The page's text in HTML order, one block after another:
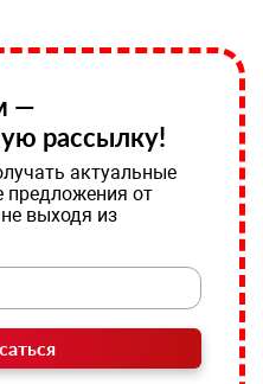
—
рассылку!
актуальные
предложения от
выходя из